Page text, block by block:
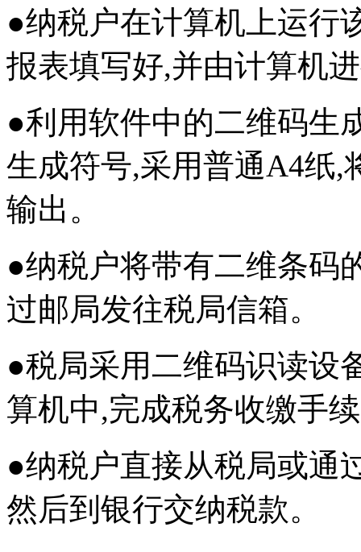
●纳税户在计算机上运行
报表填写好,并由计算机
●利用软件中的二维码生
生成符号,采用普通A4纸,
输出。
●纳税户将带有二维条码
过邮局发往税局信箱。
●税局采用二维码识读设
算机中,完成税务收缴手
●纳税户直接从税局或通
然后到银行交纳税款。